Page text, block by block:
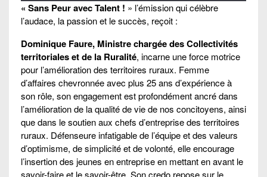
« Sans Peur avec Talent ! » l’émission qui célèbre
l’audace, la passion et le succès, reçoit :
Dominique Faure, Ministre chargée des Collectivités
territoriales et de la Ruralité, incarne une force motrice
pour l’amélioration des territoires ruraux. Femme
d’affaires chevronnée avec plus 25 ans d’expérience à
son rôle, son engagement est profondément ancré dans
l’amélioration de la qualité de vie de nos concitoyens, ainsi
que dans le soutien aux chefs d’entreprise des territoires
ruraux. Défenseure infatigable de l’équipe et des valeurs
d’optimisme, de simplicité et de volonté, elle encourage
l’insertion des jeunes en entreprise en mettant en avant le
savoir-faire et le savoir-être. Son credo repose sur le